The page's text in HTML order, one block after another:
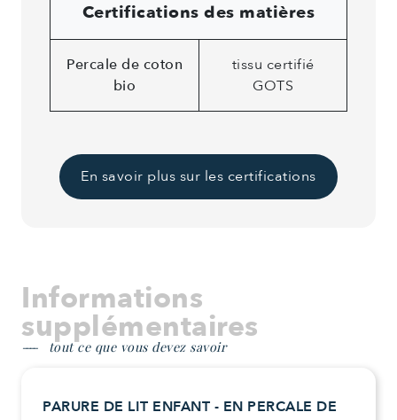
Certifications des matières
Percale de coton
bio
tissu certifié
GOTS
En savoir plus sur les certifications
Informations
supplémentaires
tout ce que vous devez savoir
PARURE DE LIT ENFANT - EN PERCALE DE